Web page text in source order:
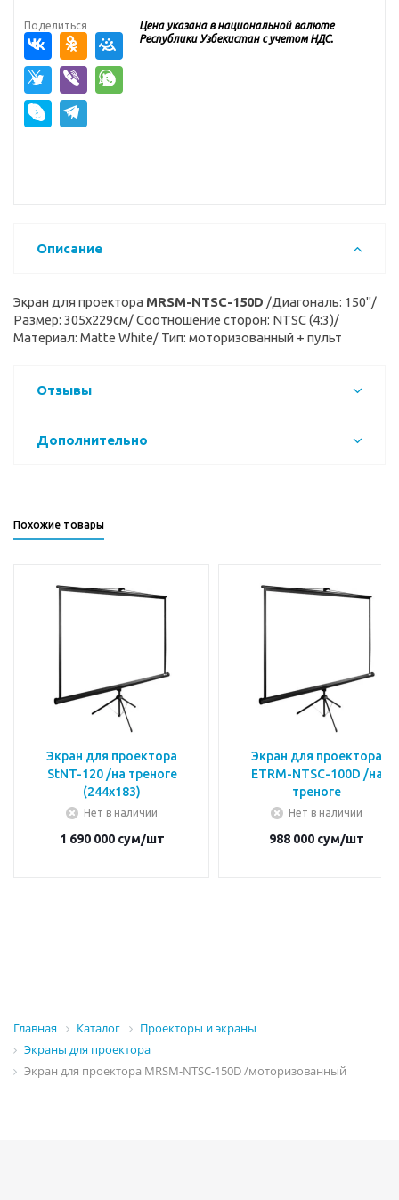
Поделиться
Цена указана в национальной валюте
Республики Узбекистан с учетом НДС.
Описание
Экран для проектора MRSM-NTSC-150D /Диагональ: 150"/
Размер: 305х229см/ Соотношение сторон: NTSC (4:3)/
Материал: Matte White/ Тип: моторизованный + пульт
Отзывы
Дополнительно
Похожие товары
Экран для проектора
StNT-120 /на треноге
(244х183)
Нет в наличии
1 690 000сум/шт
Экран для проектора
ETRM-NTSC-100D /на
треноге
Нет в наличии
988 000 сум/шт
Главная Каталог
Проекторы и экраны
Экраны для проектора
Экран для проектора MRSM-NTSC-150D /моторизованный